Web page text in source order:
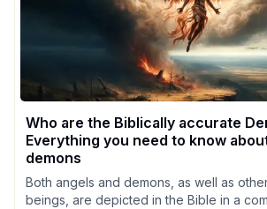
Who are the Biblically accurate
Everything you need to know
demons
Both angels and demons, as well as
beings, are depicted in the Bible in a